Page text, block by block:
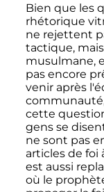
Bien que les
rhétorique
ne rejettent
tactique,
musulmane,
pas encore
venir après
cette
gens se
ne sont pas
articles de foi
est aussi
où le